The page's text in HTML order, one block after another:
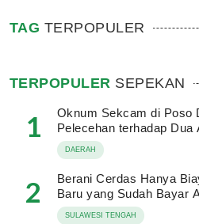
TAG TERPOPULER
TERPOPULER SEPEKAN
1
Oknum Sekcam di Poso
Pelecehan terhadap Dua
DAERAH
2
Berani Cerdas Hanya
Baru yang Sudah Bayar
SULAWESI TENGAH